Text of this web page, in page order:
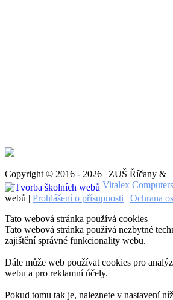
Copyright © 2016 - 2026 | ZUŠ Říčany &
Vitalex
webů | Prohlášení o přísupnosti | Ochrana
Tato webová stránka používá cookies
Tato webová stránka používá nezbytné
zajištění správné funkcionality webu.
Dále může web používat cookies pro
webu a pro reklamní účely.
Pokud tomu tak je, naleznete v nastavení